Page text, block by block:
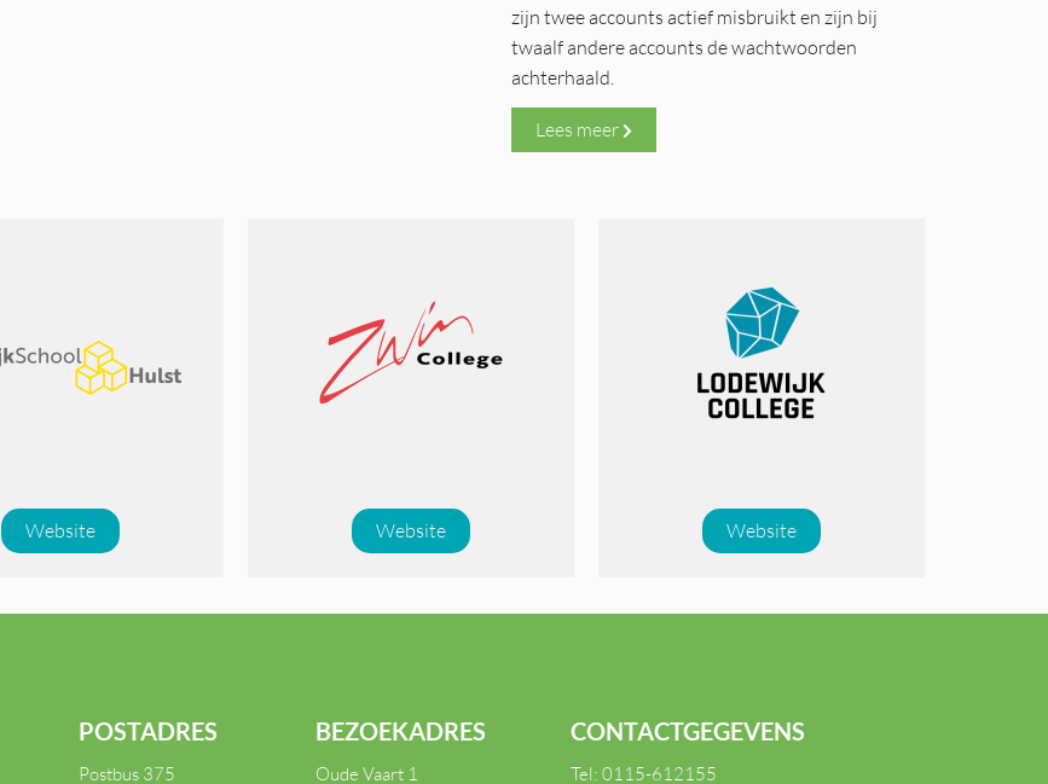
zijn twee accounts actief misbruikt en zijn bij
twaalf andere accounts de wachtwoorden
achterhaald.
Lees meer
Website Website Website
POSTADRES
Postbus 375
BEZOEKADRES
Oude Vaart 1
CONTACTGEGEVENS
Tel: 0115-612155